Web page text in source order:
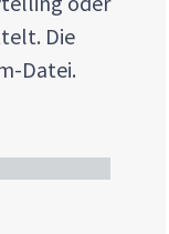
Die
Datei.